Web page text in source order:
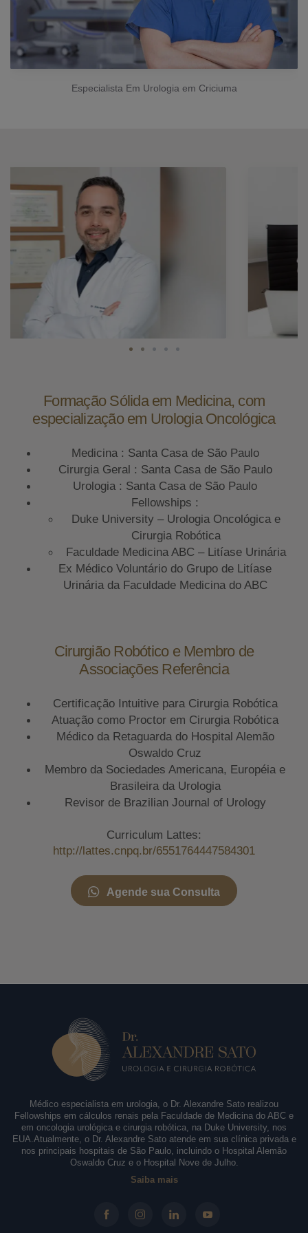
Especialista Em Urologia em Criciuma
Formação Sólida em Medicina, com
especialização em Urologia Oncológica
Medicina : Santa Casa de São Paulo
Cirurgia Geral : Santa Casa de São Paulo
Urologia : Santa Casa de São Paulo
Fellowships :
Duke University – Urologia Oncológica e
Cirurgia Robótica
Faculdade Medicina ABC – Litíase Urinária
Ex Médico Voluntário do Grupo de Litíase
Urinária da Faculdade Medicina do ABC
Cirurgião Robótico e Membro de
Associações Referência
Certificação Intuitive para Cirurgia Robótica
Atuação como Proctor em Cirurgia Robótica
Médico da Retaguarda do Hospital Alemão
Oswaldo Cruz
Membro da Sociedades Americana, Européia e
Brasileira da Urologia
Revisor de Brazilian Journal of Urology
Curriculum Lattes:
http://lattes.cnpq.br/6551764447584301
Agende sua Consulta
Médico especialista em urologia, o Dr. Alexandre Sato realizou
Fellowships em cálculos renais pela Faculdade de Medicina do ABC e
em oncologia urológica e cirurgia robótica, na Duke University, nos
EUA.Atualmente, o Dr. Alexandre Sato atende em sua clínica privada e
nos principais hospitais de São Paulo, incluindo o Hospital Alemão
Oswaldo Cruz e o Hospital Nove de Julho.
Saiba mais